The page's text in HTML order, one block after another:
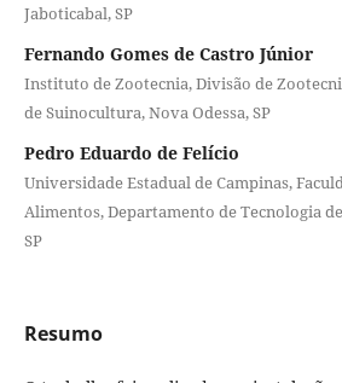
Jaboticabal, SP
Fernando Gomes de Castro Júnior
Instituto de Zootecnia, Divisão de
de Suinocultura, Nova Odessa, SP
Pedro Eduardo de Felício
Universidade Estadual de Campinas,
Alimentos, Departamento de Tecnologia
SP
Resumo